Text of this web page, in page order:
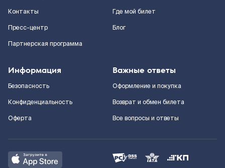
Контакты
Пресс-центр
Партнерская программа
Где мой билет
Блог
Информация
Безопасность
Конфиденциальность
Оферта
Важные ответы
Оформление и покупка
Возврат и обмен билета
Все вопросы и ответы